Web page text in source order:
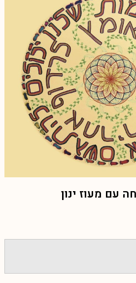
עם מעוז ינון